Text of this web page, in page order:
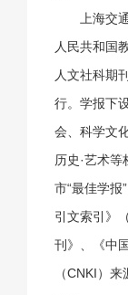
上海交
人民共和国
人文社科期
行。学报下
会、科学文
历史·艺术
市“最佳学报
引文索引》
刊》、《中
（CNKI）